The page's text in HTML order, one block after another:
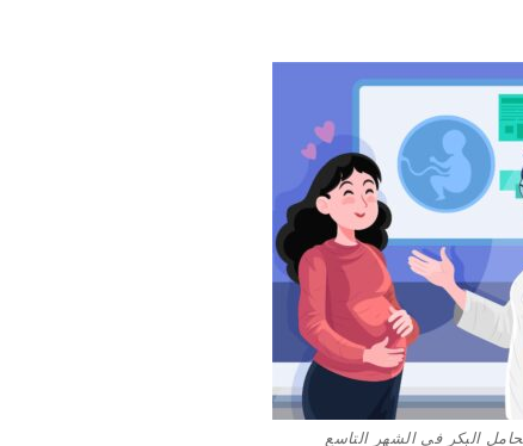
البكر في الشهر التاسع